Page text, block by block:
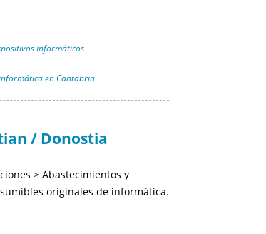
informáticos
en Cantabria
/ Donostia
> Abastecimientos y
originales de informática.